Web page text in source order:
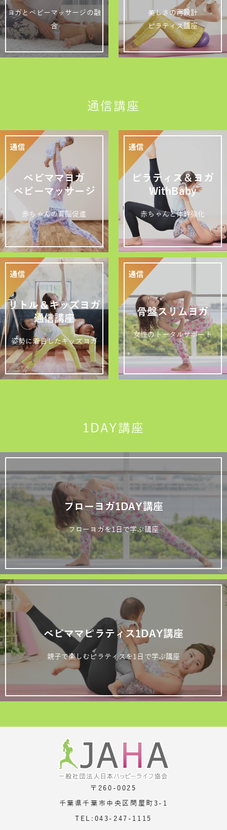
ヨガとベビーマッサージの融
合
美しさの再設計
ピラティス講座
通信講座
ベビママヨガ
ベビーマッサージ
赤ちゃんの育脳促進
ピラティス＆ヨガ
WithBaby
赤ちゃんと体幹強化
リトル＆キッズヨガ
通信講座
姿勢に着目したキッズヨガ
骨盤スリムヨガ
女性のトータルサポート
1DAY講座
フローヨガ1DAY講座
フローヨガを1日で学ぶ講座
ベビママピラティス1DAY講座
親子で楽しむピラティスを1日で学ぶ講座
〒260-0025
千葉県千葉市中央区問屋町3-1
TEL:043-247-1115